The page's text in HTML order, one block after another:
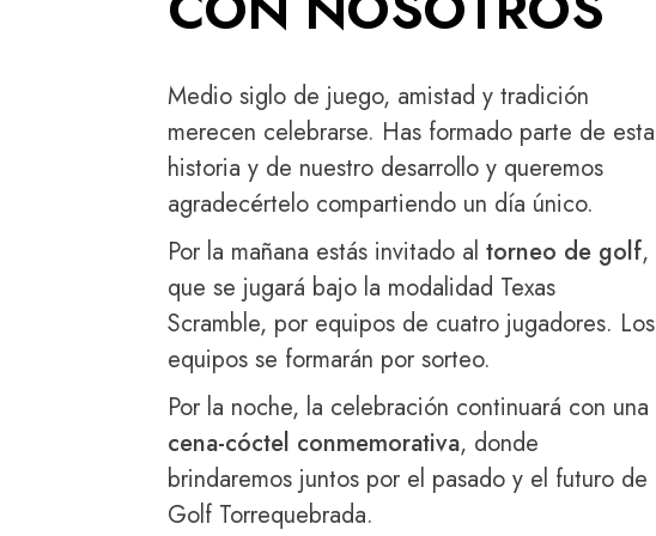
Medio siglo de juego, amistad y tradición
merecen celebrarse. Has formado parte de esta
historia y de nuestro desarrollo y queremos
agradecértelo compartiendo un día único.
Por la mañana estás invitado al torneo de golf,
que se jugará bajo la modalidad Texas
Scramble, por equipos de cuatro jugadores. Los
equipos se formarán por sorteo.
Por la noche, la celebración continuará con una
cena-cóctel conmemorativa, donde
brindaremos juntos por el pasado y el futuro de
Golf Torrequebrada.